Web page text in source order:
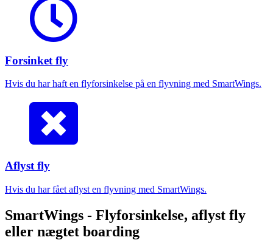
Forsinket fly
Hvis du har haft en flyforsinkelse på en flyvning med SmartWings.
Aflyst fly
Hvis du har fået aflyst en flyvning med SmartWings.
SmartWings - Flyforsinkelse, aflyst fly
eller nægtet boarding